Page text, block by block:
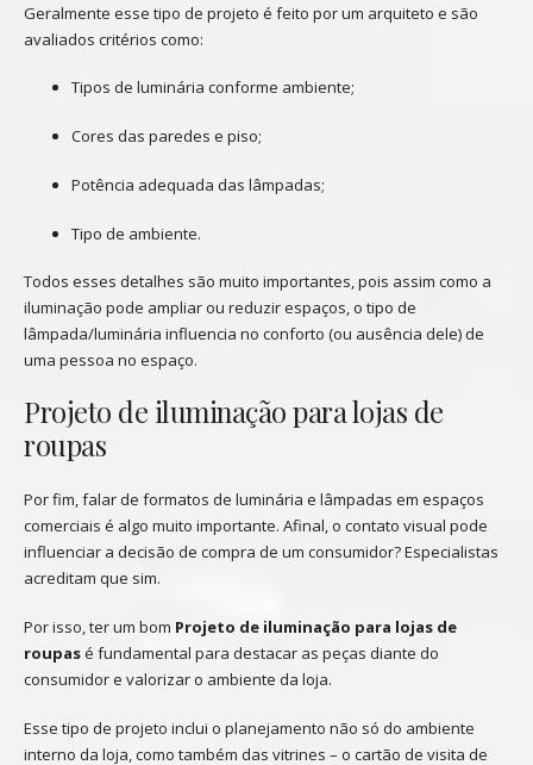
Geralmente esse tipo de projeto é feito por um arquiteto e são
avaliados critérios como:
Tipos de luminária conforme ambiente;
Cores das paredes e piso;
Potência adequada das lâmpadas;
Tipo de ambiente.
Todos esses detalhes são muito importantes, pois assim como a
iluminação pode ampliar ou reduzir espaços, o tipo de
lâmpada/luminária influencia no conforto (ou ausência dele) de
uma pessoa no espaço.
Projeto de iluminação para lojas de
roupas
Por fim, falar de formatos de luminária e lâmpadas em espaços
comerciais é algo muito importante. Afinal, o contato visual pode
influenciar a decisão de compra de um consumidor? Especialistas
acreditam que sim.
Por isso, ter um bom Projeto de iluminação para lojas de
roupasé fundamental para destacar as peças diante do
consumidor e valorizar o ambiente da loja.
Esse tipo de projeto inclui o planejamento não só do ambiente
interno da loja, como também das vitrines – o cartão de visita de